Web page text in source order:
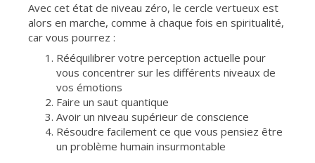
Avec cet état de niveau zéro, le cercle vertueux est
alors en marche, comme à chaque fois en spiritualité,
car vous pourrez :
Rééquilibrer votre perception actuelle pour
vous concentrer sur les différents niveaux de
vos émotions
Faire un saut quantique
Avoir un niveau supérieur de conscience
Résoudre facilement ce que vous pensiez être
un problème humain insurmontable